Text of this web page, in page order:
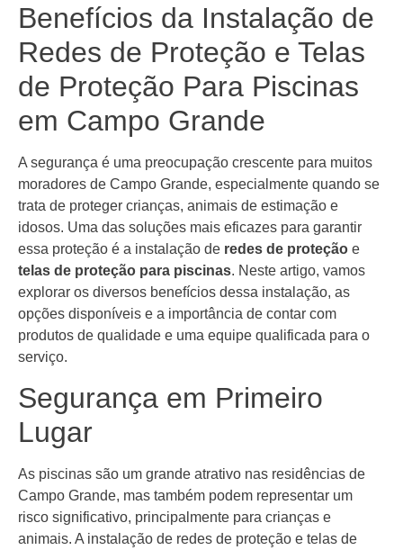
Benefícios da Instalação de
Redes de Proteção e Telas
de Proteção Para Piscinas
em Campo Grande
A segurança é uma preocupação crescente para muitos
moradores de Campo Grande, especialmente quando se
trata de proteger crianças, animais de estimação e
idosos. Uma das soluções mais eficazes para garantir
essa proteção é a instalação de redes de proteção e
telas de proteção para piscinas. Neste artigo, vamos
explorar os diversos benefícios dessa instalação, as
opções disponíveis e a importância de contar com
produtos de qualidade e uma equipe qualificada para o
serviço.
Segurança em Primeiro
Lugar
As piscinas são um grande atrativo nas residências de
Campo Grande, mas também podem representar um
risco significativo, principalmente para crianças e
animais. A instalação de redes de proteção e telas de